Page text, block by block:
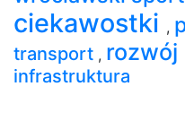
ciekawostki ,
transport , rozwój
infrastruktura